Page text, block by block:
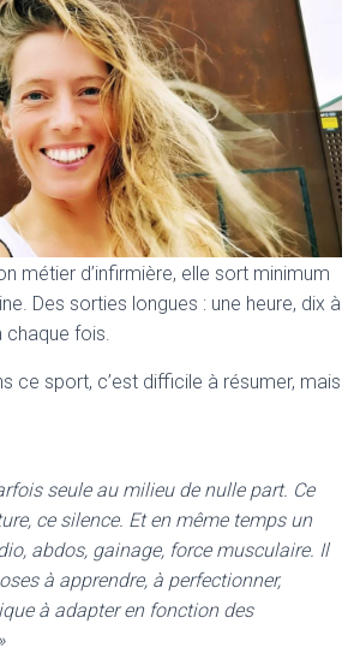
métier d’infirmière, elle sort minimum
Des sorties longues : une heure, dix à
fois.
ce sport, c’est difficile à résumer, mais
seule au milieu de nulle part. Ce
ce silence. Et en même temps un
abdos, gainage, force musculaire. Il
à apprendre, à perfectionner,
à adapter en fonction des